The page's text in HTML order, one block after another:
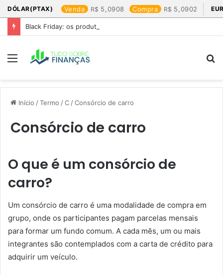
DÓLAR(PTAX) Venda 5,0908 Compra 5,0902
Black Friday: os produtos que mais valem a pena
Menu
Início /Termo /C /Consórcio de carro
Consórcio de carro
O que é um consórcio de
carro?
Um consórcio de carro é uma modalidade de compra em
grupo, onde os participantes pagam parcelas mensais
para formar um fundo comum. A cada mês, um ou mais
integrantes são contemplados com a carta de crédito para
adquirir um veículo.